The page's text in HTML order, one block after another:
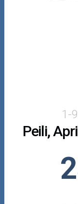
Öljyt ja
Outlet-tuotteet
1-
Peili,